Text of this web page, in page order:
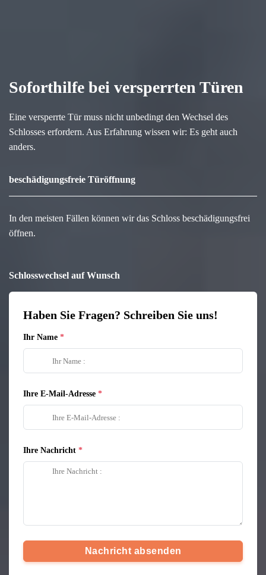
Soforthilfe bei versperrten Türen
Eine versperrte Tür muss nicht unbedingt den Wechsel des
Schlosses erfordern. Aus Erfahrung wissen wir: Es geht auch
anders.
beschädigungsfreie Türöffnung
In den meisten Fällen können wir das Schloss beschädigungsfrei
öffnen.
Schlosswechsel auf Wunsch
Haben Sie Fragen? Schreiben Sie uns!
Ihr Name
Ihre E-Mail-Adresse
Ihre Nachricht
Nachricht absenden